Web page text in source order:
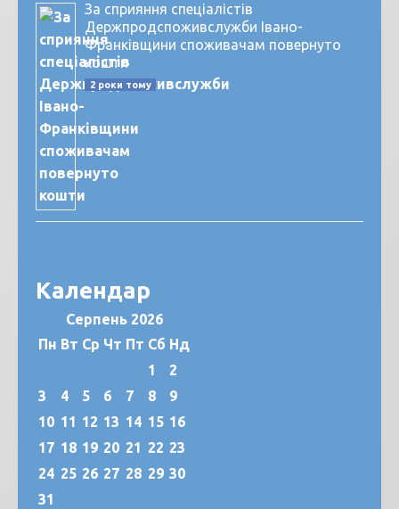
За сприяння спеціалістів
Держпродспоживслужби Івано-
Франківщини споживачам повернуто
кошти
2 роки тому
Календар
Серпень 2026
Пн Вт Ср Чт Пт Сб Нд
1
2
3
4 5 6 7 8
9
10 11 12 13 14 15 16
17 18 19 20 21 22 23
24 25 26 27 28 29 30
31